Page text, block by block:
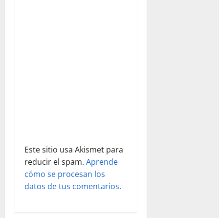
a
d
a
Este sitio usa Akismet para
reducir el spam. Aprende
cómo se procesan los
datos de tus comentarios.